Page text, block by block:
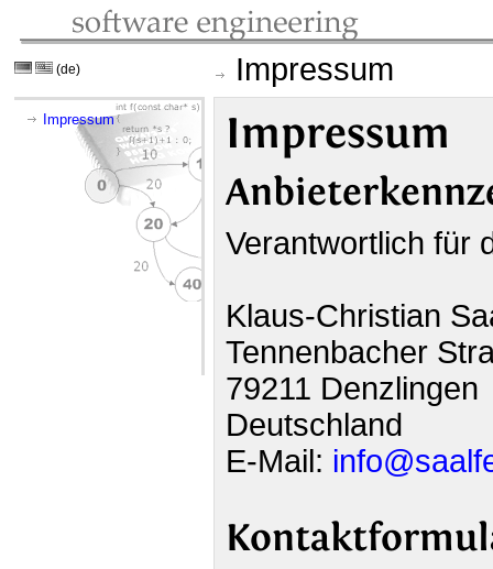
(de) Impressum
Impressum Impressum
Verantwortlich für
Klaus-Christian
Tennenbacher
79211 Denzlingen
Deutschland
E-Mail: